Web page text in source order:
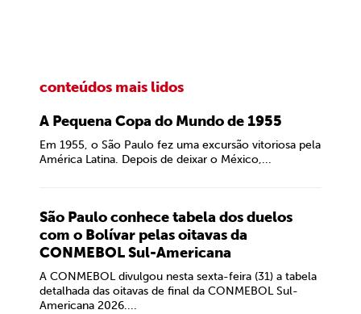
conteúdos mais lidos
A Pequena Copa do Mundo de 1955
Em 1955, o São Paulo fez uma excursão vitoriosa pela
América Latina. Depois de deixar o México,...
São Paulo conhece tabela dos duelos
com o Bolívar pelas oitavas da
CONMEBOL Sul-Americana
A CONMEBOL divulgou nesta sexta-feira (31) a tabela
detalhada das oitavas de final da CONMEBOL Sul-
Americana 2026....